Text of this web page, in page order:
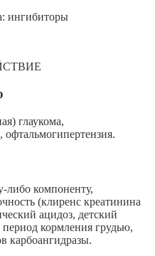
ингибиторы
глаукома,
офтальмогипертензия.
либо компоненту,
(клиренс креатинина
ацидоз, детский
период кормления грудью,
карбоангидразы.